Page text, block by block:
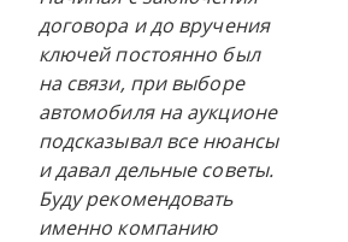
договора и до вручения
ключей постоянно был
на связи, при выборе
автомобиля на аукционе
подсказывал все нюансы
и давал дельные советы.
Буду рекомендовать
именно компанию